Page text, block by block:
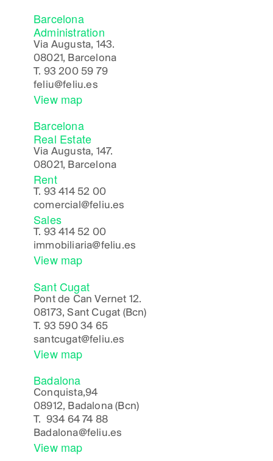
Barcelona
Administration
Via Augusta, 143.
08021, Barcelona
T. 93 200 59 79
feliu@feliu.es
View map
Barcelona
Real Estate
Via Augusta, 147.
08021, Barcelona
Rent
T. 93 414 52 00
comercial@feliu.es
Sales
T. 93 414 52 00
immobiliaria@feliu.es
View map
Sant Cugat
Pont de Can Vernet 12.
08173, Sant Cugat (Bcn)
T. 93 590 34 65
santcugat@feliu.es
View map
Badalona
Conquista,94
08912, Badalona (Bcn)
T. 934 64 74 88
Badalona@feliu.es
View map